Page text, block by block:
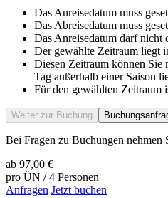
Das Anreisedatum muss
Das Abreisedatum muss
Das Anreisedatum darf nicht
Der gewählte Zeitraum liegt
Diesen Zeitraum können Sie
Tag außerhalb einer Saison
Für den gewählten Zeitraum
Weiter zur Buchung
Bei Fragen zu Buchungen nehmen
ab 97,00 €
pro ÜN / 4 Personen
Anfragen Jetzt buchen